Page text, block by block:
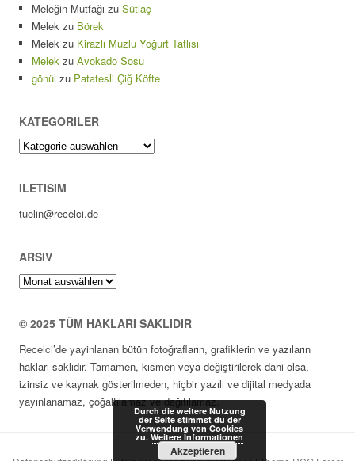
Meleğin Mutfağı zu Sütlaç
Melek zu Börek
Melek zu Kirazlı Muzlu Yoğurt Tatlısı
Melek zu Avokado Sosu
gönül zu Patatesli Çiğ Köfte
KATEGORILER
Kategoriler
ILETISIM
tuelin@recelci.de
ARSIV
Arsiv
© 2025 TÜM HAKLARI SAKLIDIR
Recelci’de yayinlanan bütün fotoğrafların, grafiklerin ve yazıların
hakları saklıdır. Tamamen, kısmen veya değiştirilerek dahi olsa,
izinsiz ve kaynak gösterilmeden, hiçbir yazılı ve dijital medyada
yayınlanamaz, çoğaltılamaz ve dağıtılamaz.
Durch die weitere Nutzung
der Seite stimmst du der
Verwendung von Cookies
zu. Weitere Informationen
Akzeptieren